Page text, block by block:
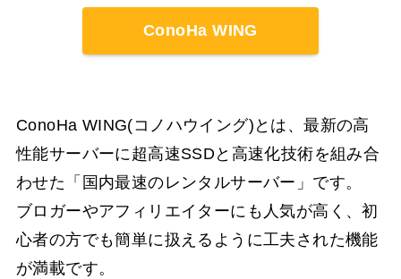
ConoHa WING
ConoHa WING(コノハウイング)とは、最新の高
性能サーバーに超高速SSDと高速化技術を組み合
わせた「国内最速のレンタルサーバー」です。
ブロガーやアフィリエイターにも人気が高く、初
心者の方でも簡単に扱えるように工夫された機能
が満載です。